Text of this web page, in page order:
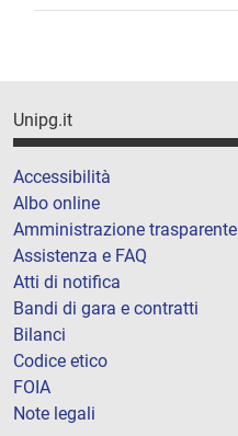
Unipg.it
Accessibilità
Albo online
Amministrazione trasparente
Assistenza e FAQ
Atti di notifica
Bandi di gara e contratti
Bilanci
Codice etico
FOIA
Note legali